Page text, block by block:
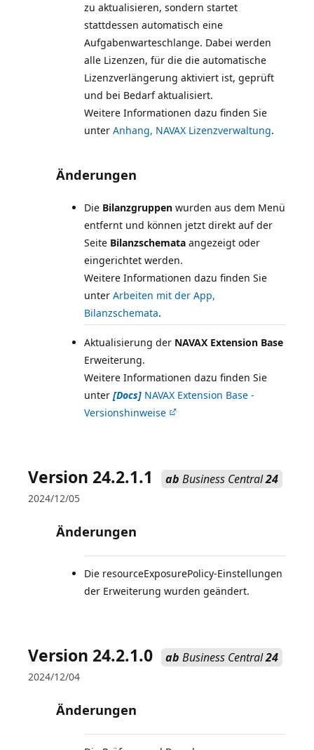
zu aktualisieren, sondern startet
stattdessen automatisch eine
Aufgabenwarteschlange. Dabei werden
alle Lizenzen, für die die automatische
Lizenzverlängerung aktiviert ist, geprüft
und bei Bedarf aktualisiert.
Weitere Informationen dazu finden Sie
unter Anhang, NAVAX Lizenzverwaltung.
Änderungen
Die Bilanzgruppen wurden aus dem Menü
entfernt und können jetzt direkt auf der
Seite Bilanzschemata angezeigt oder
eingerichtet werden.
Weitere Informationen dazu finden Sie
unter Arbeiten mit der App,
Bilanzschemata.
Aktualisierung der NAVAX Extension Base
Erweiterung.
Weitere Informationen dazu finden Sie
unter [Docs] NAVAX Extension Base -
Versionshinweise
Version 24.2.1.1 ab Business Central24
2024/12/05
Änderungen
Die resourceExposurePolicy-Einstellungen
der Erweiterung wurden geändert.
Version 24.2.1.0 ab Business Central24
2024/12/04
Änderungen